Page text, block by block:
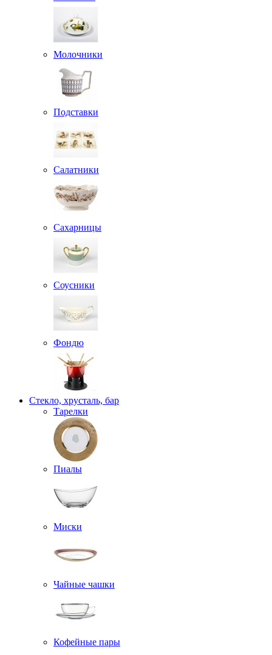
Молочники
Подставки
Салатники
Сахарницы
Соусники
Фондю
Стекло, хрусталь, бар
Тарелки
Пиалы
Миски
Чайные чашки
Кофейные пары